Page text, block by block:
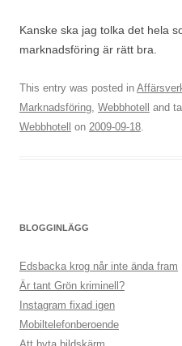
Kanske ska jag tolka det hela
marknadsföring är rätt bra.
This entry was posted in
Marknadsföring, Webbhotell and
Webbhotell
on 2009-09-18.
BLOGGINLÄGG
Edsbacka krog når inte ända fram
Är tant Grön kriminell?
Instagram fixad igen
Mobiltelefonberoende